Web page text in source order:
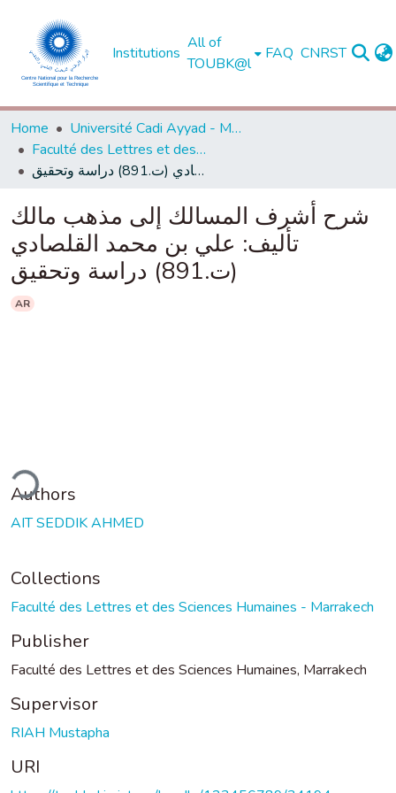
Institutions
All of
TOUBK@l
FAQ CNRST
Home
Université Cadi Ayyad - Marrakech
Faculté des Lettres et des Sciences Humaines - Marrakech
شرح أشرف المسالك إلى مذهب مالك تأليف: علي بن محمد القلصادي (ت.891) دراسة وتحقيق
شرح أشرف المسالك إلى مذهب مالك
تأليف: علي بن محمد القلصادي
(ت.891) دراسة وتحقيق
AR
Authors
AIT SEDDIK AHMED
Collections
Faculté des Lettres et des Sciences Humaines - Marrakech
Publisher
Faculté des Lettres et des Sciences Humaines, Marrakech
Supervisor
RIAH Mustapha
URI